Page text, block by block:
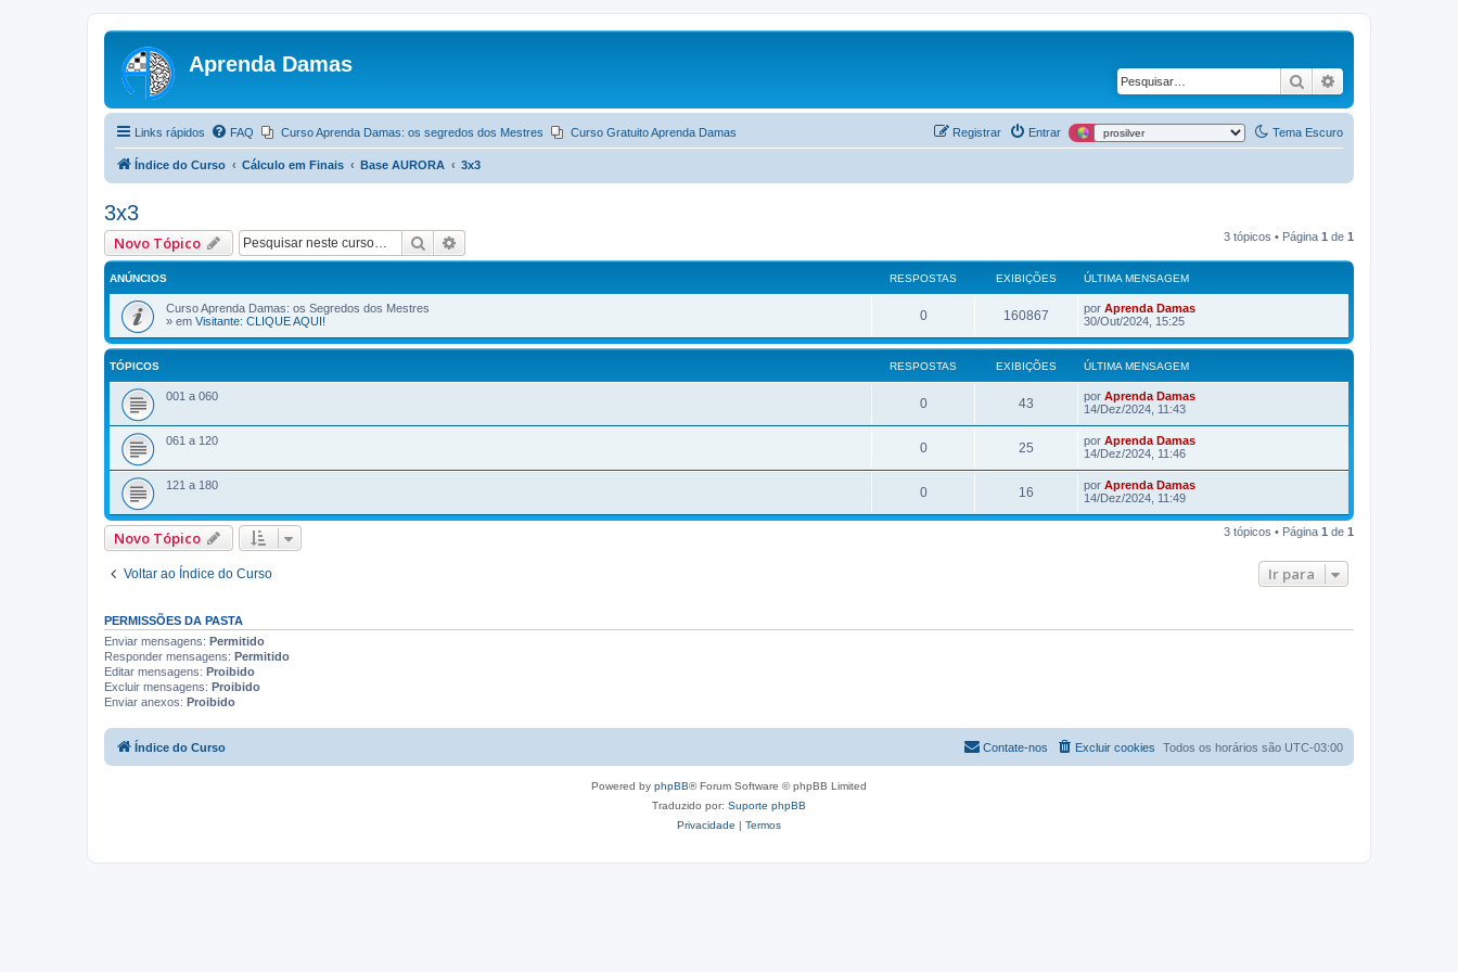
Aprenda Damas
Pesquisar
Links rápidos Tema Escuro
FAQ Curso Aprenda Damas: os segredos dos Mestres Curso Gratuito Aprenda Damas Entrar
Registrar
Índice do Curso Cálculo em Finais Base AURORA 3x3
3x3
Novo Tópico Pesquisar 3 tópicos • Página 1 de 1
ANÚNCIOS RESPOSTAS EXIBIÇÕES ÚLTIMA MENSAGEM
Curso Aprenda Damas: os Segredos dos Mestres
» em Visitante: CLIQUE AQUI! 0 160867 por Aprenda Damas
30/Out/2024, 15:25
TÓPICOS RESPOSTAS EXIBIÇÕES ÚLTIMA MENSAGEM
001 a 060 0 43 por Aprenda Damas
14/Dez/2024, 11:43
061 a 120 0 25 por Aprenda Damas
14/Dez/2024, 11:46
121 a 180 0 16 por Aprenda Damas
14/Dez/2024, 11:49
Novo Tópico 3 tópicos • Página 1 de 1
Voltar ao Índice do Curso Ir para
PERMISSÕES DA PASTA
Enviar mensagens: Permitido
Responder mensagens: Permitido
Editar mensagens: Proibido
Excluir mensagens: Proibido
Enviar anexos: Proibido
Índice do Curso Todos os horários são UTC-03:00
Excluir cookies
Contate-nos
Powered by phpBB® Forum Software © phpBB Limited
Traduzido por: Suporte phpBB
Privacidade | Termos